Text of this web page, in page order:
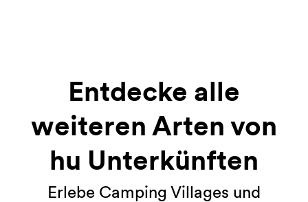
Entdecke alle
weiteren Arten von
hu Unterkünften
Erlebe Camping Villages und